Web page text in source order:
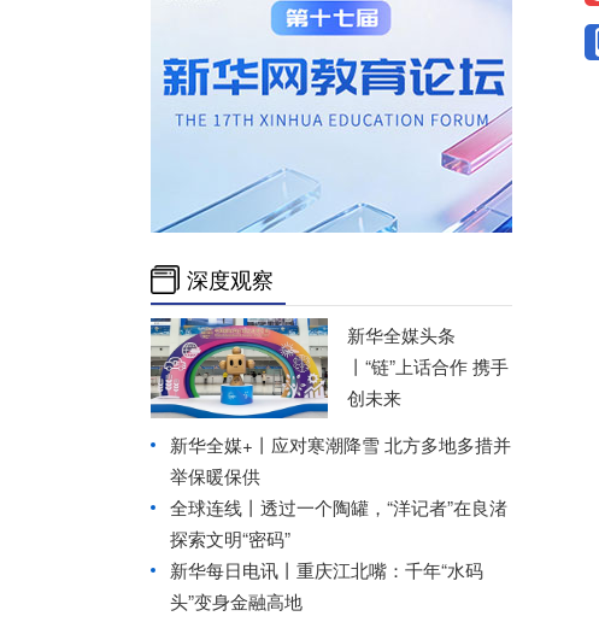
深度观察
新华全媒头条
“链”上话合作 携手
创未来
新华全媒+丨 应对寒潮降雪 北方多地多措并
举保暖保供
全球连线丨 透过一个陶罐，“洋记者”在良渚
探索文明“密码”
新华每日电讯丨 重庆江北嘴：千年“水码
头”变身金融高地